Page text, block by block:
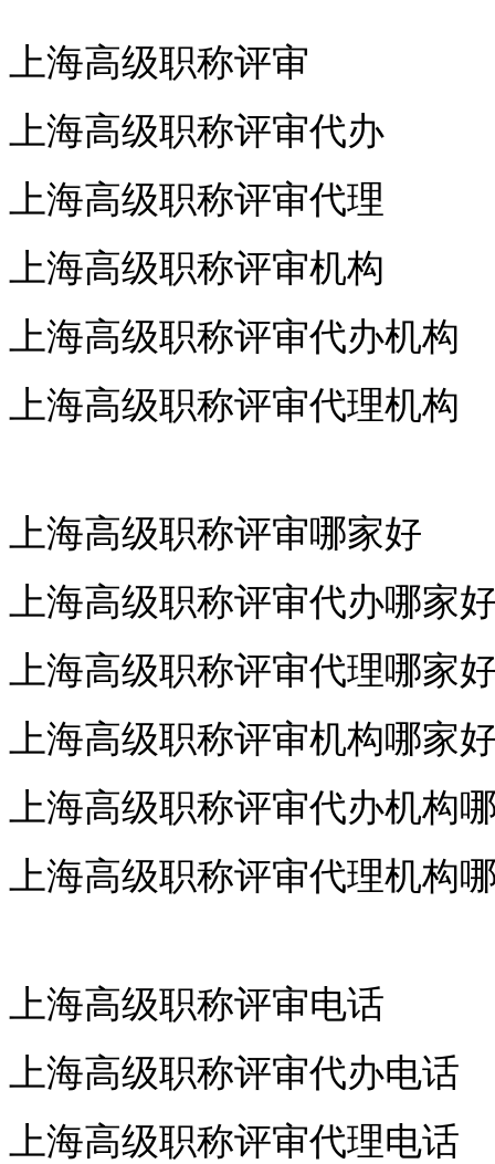
上海高级职称评审
上海高级职称评审代办
上海高级职称评审代理
上海高级职称评审机构
上海高级职称评审代办机构
上海高级职称评审代理机构
上海高级职称评审哪家好
上海高级职称评审代办哪家
上海高级职称评审代理哪家
上海高级职称评审机构哪家
上海高级职称评审代办机构
上海高级职称评审代理机构
上海高级职称评审电话
上海高级职称评审代办电话
上海高级职称评审代理电话